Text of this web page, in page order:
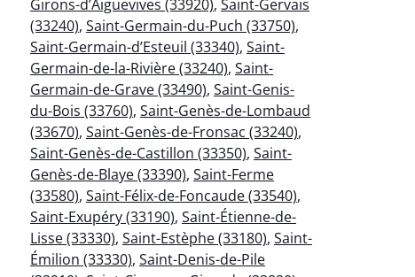
Girons-d’Aiguevives (33920), Saint-Gervais
(33240), Saint-Germain-du-Puch (33750),
Saint-Germain-d’Esteuil (33340), Saint-
Germain-de-la-Rivière (33240), Saint-
Germain-de-Grave (33490), Saint-Genis-
du-Bois (33760), Saint-Genès-de-Lombaud
(33670), Saint-Genès-de-Fronsac (33240),
Saint-Genès-de-Castillon (33350), Saint-
Genès-de-Blaye (33390), Saint-Ferme
(33580), Saint-Félix-de-Foncaude (33540),
Saint-Exupéry (33190), Saint-Étienne-de-
Lisse (33330), Saint-Estèphe (33180), Saint-
Émilion (33330), Saint-Denis-de-Pile